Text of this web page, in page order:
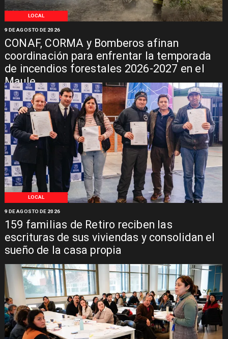
LOCAL
CONAF, CORMA y Bomberos afinan
coordinación para enfrentar la temporada
de incendios forestales 2026-2027 en el
Maule
9 DE AGOSTO DE 2026
LOCAL
159 familias de Retiro reciben las
escrituras de sus viviendas y consolidan el
sueño de la casa propia
9 DE AGOSTO DE 2026